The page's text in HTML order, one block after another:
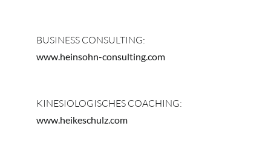
BUSINESS CONSULTING:
www.heinsohn-consulting.com
KINESIOLOGISCHES COACHING:
www.heikeschulz.com